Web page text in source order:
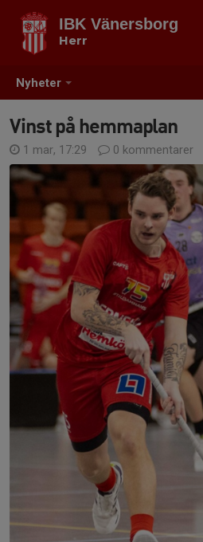
Nyheter
IBK Vänersborg
Herr
Vinst på hemmaplan
1 mar, 17:29 0 kommentarer